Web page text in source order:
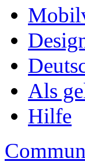
Als
Hilfe